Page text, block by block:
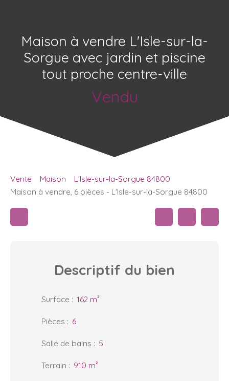
Maison à vendre L'Isle-sur-la-
Sorgue avec jardin et piscine
tout proche centre-ville
Vendu
Vente Maison
L'Isle-sur-la-Sorgue 84800
Maison à vendre, 6 pièces - L'Isle-sur-la-Sorgue 84800
Descriptif du bien
Surface : 162 m²
Pièces : 6
Salle de bains : 5
Terrain : 910 m²